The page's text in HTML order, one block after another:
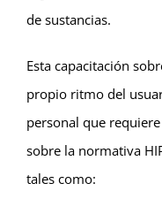
de sustancias.
Esta capacitación
propio ritmo del
personal que
sobre la normativa
tales como: